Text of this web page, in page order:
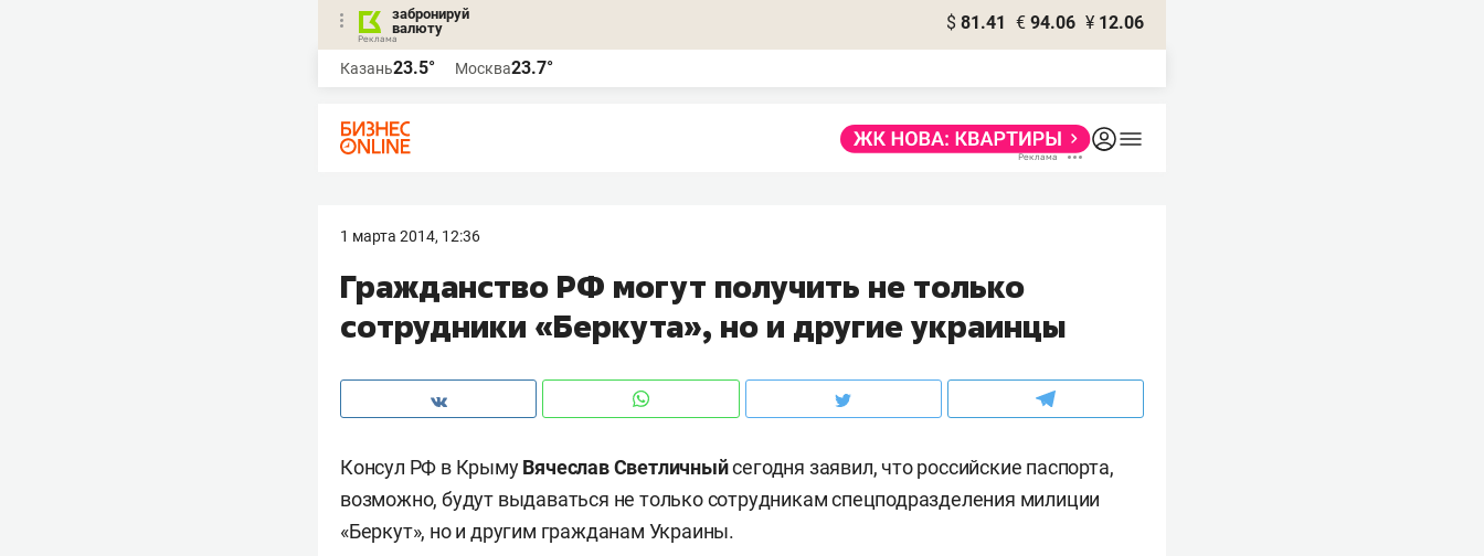
забронируй
валюту
$ 81.41 € 94.06 ¥ 12.06
Казань23.5° Москва23.7°
1 марта 2014, 12:36
Гражданство РФ могут получить не только
сотрудники «Беркута», но и другие украинцы
Консул РФ в КрымуВячеслав Светличныйсегодня заявил, что российские паспорта,
возможно, будут выдаваться не только сотрудникам спецподразделения милиции
«Беркут», но и другим гражданам Украины.